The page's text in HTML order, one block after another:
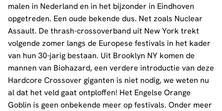
malen in Nederland en in het bijzonder in Eindhoven
opgetreden. Een oude bekende dus. Net zoals Nuclear
Assault. De thrash-crossoverband uit New York trekt
volgende zomer langs de Europese festivals in het kader
van hun 30-jarig bestaan. Uit Brooklyn NY komen de
mannen van Biohazard, een verdere introductie van deze
Hardcore Crossover giganten is niet nodig, we weten nu
al dat het veld gaat ontploffen! Het Engelse Orange
Goblin is geen onbekende meer op festivals. Onder meer